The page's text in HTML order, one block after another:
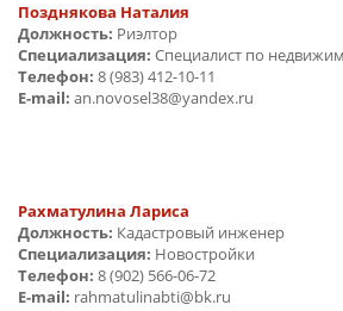
Позднякова Наталия
Должность: Риэлтор
Специализация: Специалист по
Телефон: 8 (983) 412-10-11
E-mail: an.novosel38@yandex.ru
Рахматулина Лариса
Должность: Кадастровый инженер
Специализация: Новостройки
Телефон: 8 (902) 566-06-72
E-mail: rahmatulinabti@bk.ru